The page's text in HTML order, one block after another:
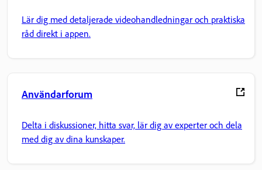
Lär dig med detaljerade videohandledningar och praktiska
råd direkt i appen.
Användarforum
Delta i diskussioner, hitta svar, lär dig av experter och dela
med dig av dina kunskaper.